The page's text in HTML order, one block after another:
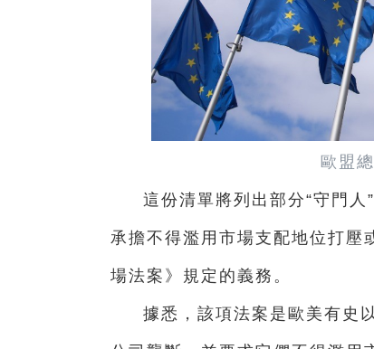
歐盟
這份清單將列出部分“守門
承擔不得濫用市場支配地位打壓
場法案》規定的義務。
據悉，該項法案是歐美有史